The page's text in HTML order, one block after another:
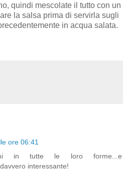
quindi mescolate il tutto con un
la salsa prima di servirla sugli
in acqua salata.
ore 06:41
in tutte le loro forme...e
interessante!